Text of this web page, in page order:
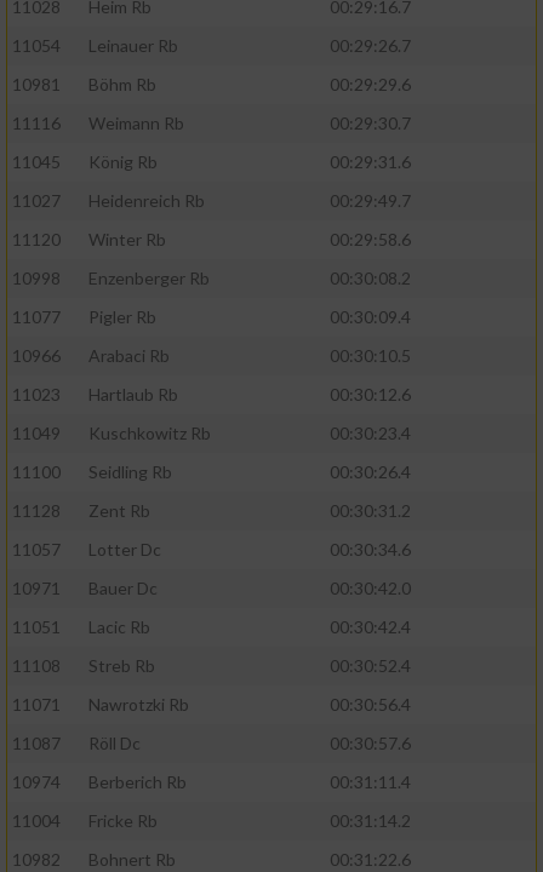
11028 Heim Rb
00:29:16.7
11054
Leinauer Rb
00:29:26.7
10981
Böhm Rb
00:29:29.6
11116
Weimann Rb
00:29:30.7
11045
König Rb
00:29:31.6
11027
Heidenreich Rb
00:29:49.7
11120
Winter Rb
00:29:58.6
10998
Enzenberger Rb
00:30:08.2
11077
Pigler Rb
00:30:09.4
10966
Arabaci Rb
00:30:10.5
11023
Hartlaub Rb
00:30:12.6
11049
Kuschkowitz Rb
00:30:23.4
11100
Seidling Rb
00:30:26.4
11128
Zent Rb
00:30:31.2
11057
Lotter Dc
00:30:34.6
10971
Bauer Dc
00:30:42.0
11051
Lacic Rb
00:30:42.4
11108
Streb Rb
00:30:52.4
11071
Nawrotzki Rb
00:30:56.4
11087
Röll Dc
00:30:57.6
10974
Berberich Rb
00:31:11.4
11004
Fricke Rb
00:31:14.2
10982
Bohnert Rb
00:31:22.6